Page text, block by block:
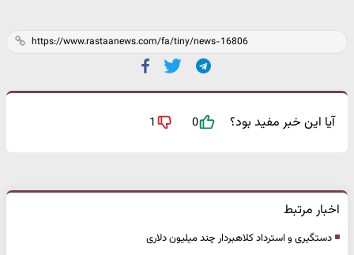
آیا این خبر مفید بود؟ 0
1
اخبار مرتبط
دستگیری و استرداد کلاهبردار چند میلیون دلاری